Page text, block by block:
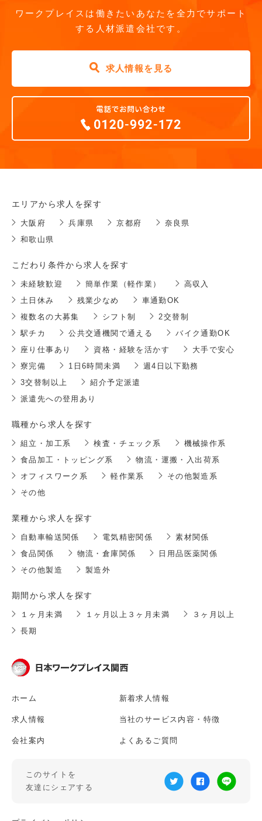
ワークプレイスは働きたいあなたを全力でサポート
する人材派遣会社です。
求人情報を見る
ホーム 新着求人情報
求人情報 当社のサービス内容・特徴
会社案内 よくあるご質問
このサイトを
友達にシェアする
エリアから求人を探す
大阪府 兵庫県 京都府
奈良県
和歌山県
こだわり条件から求人を探す
未経験歓迎 簡単作業（軽作業）
高収入
土日休み
残業少なめ
車通勤OK
複数名の大募集
シフト制
2交替制
駅チカ
公共交通機関で通える
バイク通勤OK
座り仕事あり
資格・経験を活かす
大手で安心
寮完備
1日6時間未満
週4日以下勤務
3交替制以上
紹介予定派遣
派遣先への登用あり
職種から求人を探す
組立・加工系 検査・チェック系
機械操作系
食品加工・トッピング系
物流・運搬・入出荷系
オフィスワーク系
軽作業系
その他製造系
その他
業種から求人を探す
自動車輸送関係 電気精密関係
素材関係
食品関係
物流・倉庫関係
日用品医薬関係
その他製造
製造外
期間から求人を探す
１ヶ月未満 １ヶ月以上３ヶ月未満
３ヶ月以上
長期